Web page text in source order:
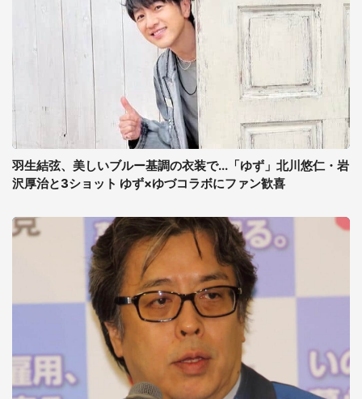
羽生結弦、美しいブルー基調の衣装で...「ゆず」北川悠仁・岩
沢厚治と3ショット ゆず×ゆづコラボにファン歓喜